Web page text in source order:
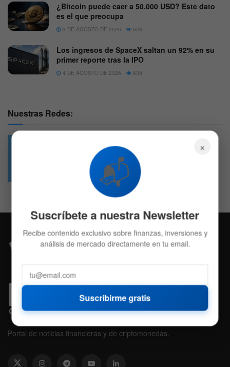
¿Bitcoin puede caer a 50.000 USD? Este dato
es el que preocupa
3 DE AGOSTO DE 2026 628
Los ingresos de SpaceX saltan un 92% en su
primer reporte tras la IPO
4 DE AGOSTO DE 2026 639
Nuestras Redes:
4.7k
Followers
Portal de noticias financieras y de criptomonedas.
×
📬
Suscríbete a nuestra Newsletter
Recibe contenido exclusivo sobre finanzas, inversiones y
análisis de mercado directamente en tu email.
Suscribirme gratis